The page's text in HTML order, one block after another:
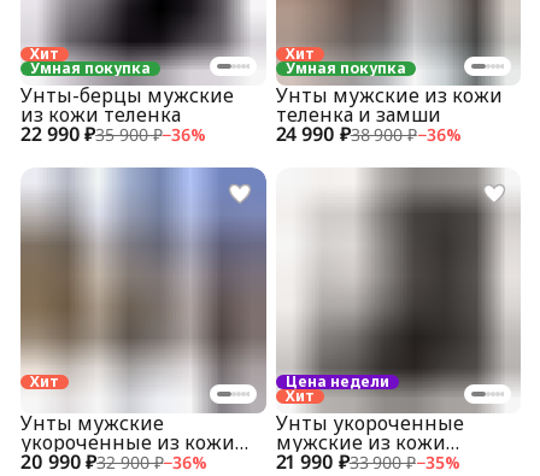
Хит
Умная покупка
22 990 ₽35 900 ₽−36%
Унты-берцы мужские
из кожи теленка
Хит
Умная покупка
24 990 ₽38 900 ₽−36%
Унты мужские из кожи
теленка и замши
Хит
20 990 ₽32 900 ₽−36%
Унты мужские
укороченные из кожи
теленка
Цена недели
Хит
21 990 ₽33 900 ₽−35%
Унты укороченные
мужские из кожи
теленка